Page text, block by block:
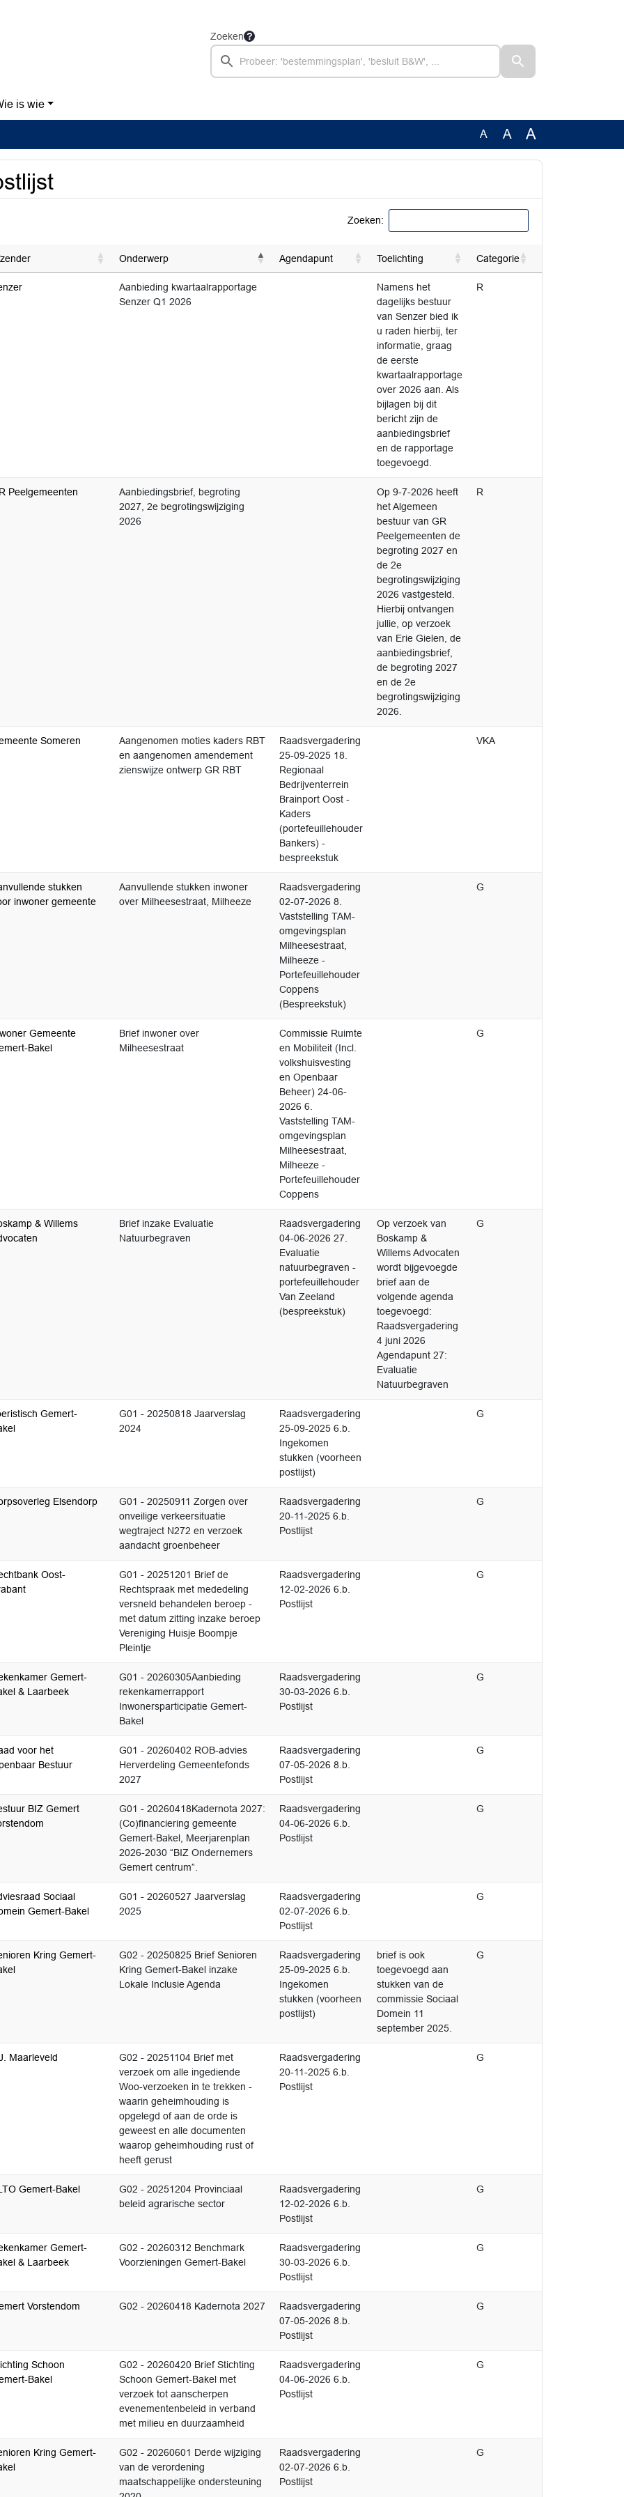
Zoeken
is wie
A A A
Zoeken:
Onderwerp Agendapunt Toelichting Categorie
Aanbieding kwartaalrapportage
Senzer Q1 2026
Namens het
dagelijks bestuur
van Senzer bied ik
u raden hierbij, ter
informatie, graag
de eerste
kwartaalrapportage
over 2026 aan. Als
bijlagen bij dit
bericht zijn de
aanbiedingsbrief
en de rapportage
toegevoegd.
R
Peelgemeenten
Aanbiedingsbrief, begroting
2027, 2e begrotingswijziging
2026
Op 9-7-2026 heeft
het Algemeen
bestuur van GR
Peelgemeenten de
begroting 2027 en
de 2e
begrotingswijziging
2026 vastgesteld.
Hierbij ontvangen
jullie, op verzoek
van Erie Gielen, de
aanbiedingsbrief,
de begroting 2027
en de 2e
begrotingswijziging
2026.
R
Someren
Aangenomen moties kaders RBT
en aangenomen amendement
zienswijze ontwerp GR RBT
Raadsvergadering
25-09-2025 18.
Regionaal
Bedrijventerrein
Brainport Oost -
Kaders
(portefeuillehouder
Bankers) -
bespreekstuk
VKA
stukken
inwoner gemeente
Aanvullende stukken inwoner
over Milheesestraat, Milheeze
Raadsvergadering
02-07-2026 8.
Vaststelling TAM-
omgevingsplan
Milheesestraat,
Milheeze -
Portefeuillehouder
Coppens
(Bespreekstuk)
G
Gemeente
Bakel
Brief inwoner over
Milheesestraat
Commissie Ruimte
en Mobiliteit (Incl.
volkshuisvesting
en Openbaar
Beheer) 24-06-
2026 6.
Vaststelling TAM-
omgevingsplan
Milheesestraat,
Milheeze -
Portefeuillehouder
Coppens
G
& Willems
Brief inzake Evaluatie
Natuurbegraven
Raadsvergadering
04-06-2026 27.
Evaluatie
natuurbegraven -
portefeuillehouder
Van Zeeland
(bespreekstuk)
Op verzoek van
Boskamp &
Willems Advocaten
wordt bijgevoegde
brief aan de
volgende agenda
toegevoegd:
Raadsvergadering
4 juni 2026
Agendapunt 27:
Evaluatie
Natuurbegraven
G
Gemert-
G01 - 20250818 Jaarverslag
2024
Raadsvergadering
25-09-2025 6.b.
Ingekomen
stukken (voorheen
postlijst)
G
Elsendorp
G01 - 20250911 Zorgen over
onveilige verkeersituatie
wegtraject N272 en verzoek
aandacht groenbeheer
Raadsvergadering
20-11-2025 6.b.
Postlijst
G
Oost-
G01 - 20251201 Brief de
Rechtspraak met mededeling
versneld behandelen beroep -
met datum zitting inzake beroep
Vereniging Huisje Boompje
Pleintje
Raadsvergadering
12-02-2026 6.b.
Postlijst
G
Gemert-
& Laarbeek
G01 - 20260305Aanbieding
rekenkamerrapport
Inwonersparticipatie Gemert-
Bakel
Raadsvergadering
30-03-2026 6.b.
Postlijst
G
voor het
Bestuur
G01 - 20260402 ROB-advies
Herverdeling Gemeentefonds
2027
Raadsvergadering
07-05-2026 8.b.
Postlijst
G
BIZ Gemert
G01 - 20260418Kadernota 2027:
(Co)financiering gemeente
Gemert-Bakel, Meerjarenplan
2026-2030 “BIZ Ondernemers
Gemert centrum”.
Raadsvergadering
04-06-2026 6.b.
Postlijst
G
Sociaal
Gemert-Bakel
G01 - 20260527 Jaarverslag
2025
Raadsvergadering
02-07-2026 6.b.
Postlijst
G
Kring Gemert-
G02 - 20250825 Brief Senioren
Kring Gemert-Bakel inzake
Lokale Inclusie Agenda
Raadsvergadering
25-09-2025 6.b.
Ingekomen
stukken (voorheen
postlijst)
brief is ook
toegevoegd aan
stukken van de
commissie Sociaal
Domein 11
september 2025.
G
Maarleveld
G02 - 20251104 Brief met
verzoek om alle ingediende
Woo-verzoeken in te trekken -
waarin geheimhouding is
opgelegd of aan de orde is
geweest en alle documenten
waarop geheimhouding rust of
heeft gerust
Raadsvergadering
20-11-2025 6.b.
Postlijst
G
Gemert-Bakel
G02 - 20251204 Provinciaal
beleid agrarische sector
Raadsvergadering
12-02-2026 6.b.
Postlijst
G
Gemert-
& Laarbeek
G02 - 20260312 Benchmark
Voorzieningen Gemert-Bakel
Raadsvergadering
30-03-2026 6.b.
Postlijst
G
Vorstendom G02 - 20260418 Kadernota 2027
Raadsvergadering
07-05-2026 8.b.
Postlijst
G
Schoon
Bakel
G02 - 20260420 Brief Stichting
Schoon Gemert-Bakel met
verzoek tot aanscherpen
evenementenbeleid in verband
met milieu en duurzaamheid
Raadsvergadering
04-06-2026 6.b.
Postlijst
G
Kring Gemert-
G02 - 20260601 Derde wijziging
van de verordening
maatschappelijke ondersteuning
Raadsvergadering
02-07-2026 6.b.
Postlijst
G